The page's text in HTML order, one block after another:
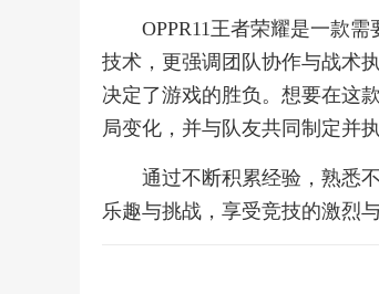
OPPR11王者荣耀是一款
技术，更强调团队协作与战术
决定了游戏的胜负。想要在这
局变化，并与队友共同制定并
通过不断积累经验，熟悉
乐趣与挑战，享受竞技的激烈